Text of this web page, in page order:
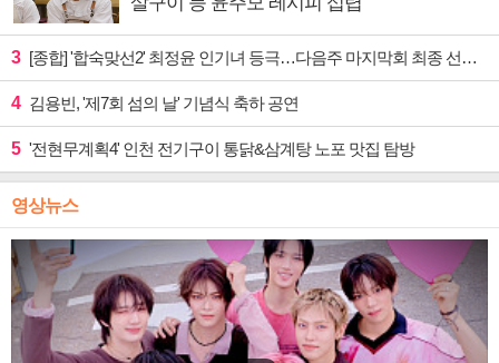
3 [종합] '합숙맞선2' 최정윤 인기녀 등극…다음주 마지막회 최종 선택 예고
4 김용빈, '제7회 섬의 날' 기념식 축하 공연
5 '전현무계획4' 인천 전기구이 통닭&삼계탕 노포 맛집 탐방
영상뉴스